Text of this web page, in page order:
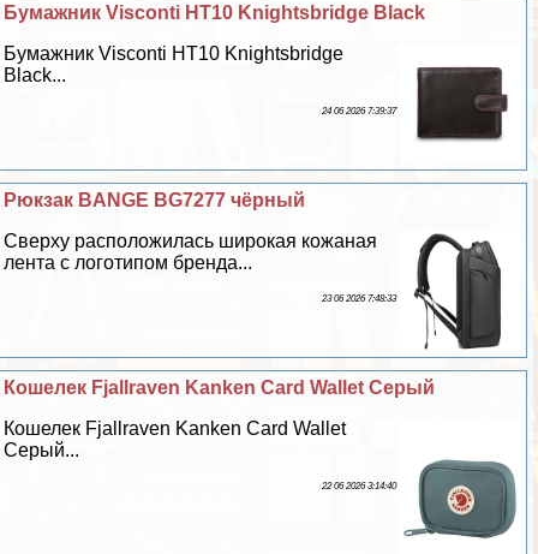
Бумажник Visconti HT10 Knightsbridge Black
Бумажник Visconti HT10 Knightsbridge
Black...
24 06 2026 7:39:37
Рюкзак BANGE BG7277 чёрный
Сверху расположилась широкая кожаная
лента с логотипом бренда...
23 06 2026 7:48:33
Кошелек Fjallraven Kanken Card Wallet Серый
Кошелек Fjallraven Kanken Card Wallet
Серый...
22 06 2026 3:14:40